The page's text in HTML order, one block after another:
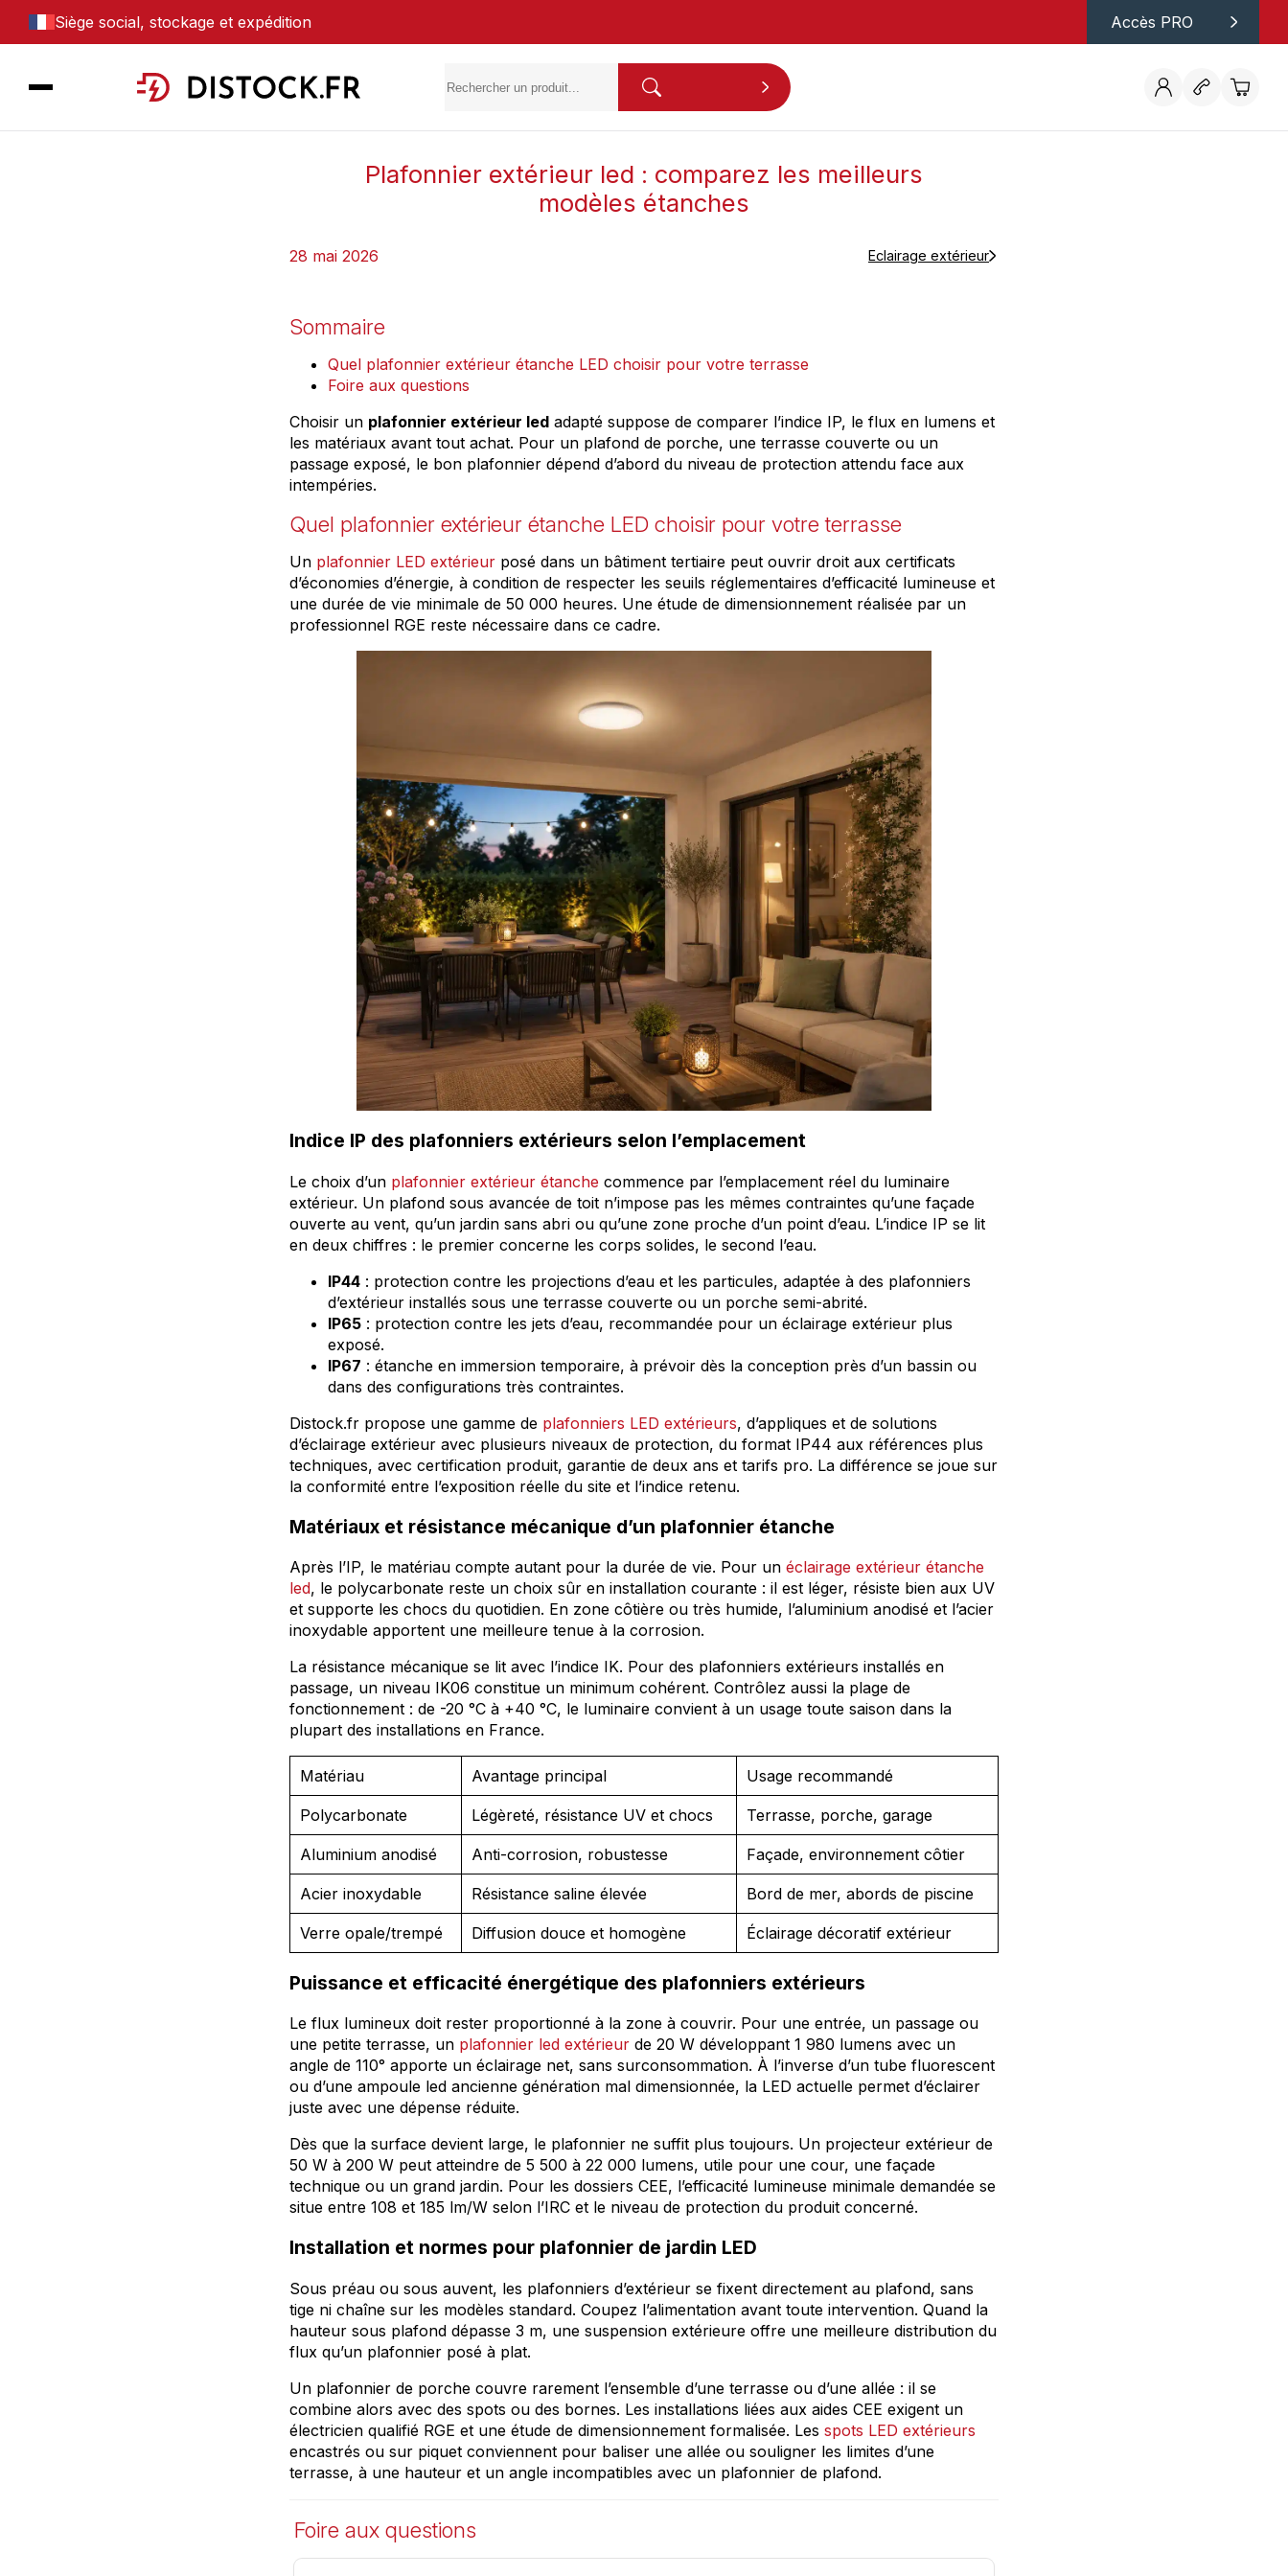
Siège social, stockage et expédition Accès PRO
Plafonnier extérieur led : comparez les meilleurs
modèles étanches
28 mai 2026 Eclairage extérieur
Sommaire
Quel plafonnier extérieur étanche LED choisir pour votre terrasse
Foire aux questions
Choisir un plafonnier extérieur led adapté suppose de comparer l’indice IP, le flux en lumens et
les matériaux avant tout achat. Pour un plafond de porche, une terrasse couverte ou un
passage exposé, le bon plafonnier dépend d’abord du niveau de protection attendu face aux
intempéries.
Quel plafonnier extérieur étanche LED choisir pour votre terrasse
Un plafonnier LED extérieur posé dans un bâtiment tertiaire peut ouvrir droit aux certificats
d’économies d’énergie, à condition de respecter les seuils réglementaires d’efficacité lumineuse et
une durée de vie minimale de 50 000 heures. Une étude de dimensionnement réalisée par un
professionnel RGE reste nécessaire dans ce cadre.
Indice IP des plafonniers extérieurs selon l’emplacement
Le choix d’un plafonnier extérieur étanche commence par l’emplacement réel du luminaire
extérieur. Un plafond sous avancée de toit n’impose pas les mêmes contraintes qu’une façade
ouverte au vent, qu’un jardin sans abri ou qu’une zone proche d’un point d’eau. L’indice IP se lit
en deux chiffres : le premier concerne les corps solides, le second l’eau.
IP44 : protection contre les projections d’eau et les particules, adaptée à des plafonniers
d’extérieur installés sous une terrasse couverte ou un porche semi-abrité.
IP65 : protection contre les jets d’eau, recommandée pour un éclairage extérieur plus
exposé.
IP67 : étanche en immersion temporaire, à prévoir dès la conception près d’un bassin ou
dans des configurations très contraintes.
Distock.fr propose une gamme de plafonniers LED extérieurs, d’appliques et de solutions
d’éclairage extérieur avec plusieurs niveaux de protection, du format IP44 aux références plus
techniques, avec certification produit, garantie de deux ans et tarifs pro. La différence se joue sur
la conformité entre l’exposition réelle du site et l’indice retenu.
Matériaux et résistance mécanique d’un plafonnier étanche
Après l’IP, le matériau compte autant pour la durée de vie. Pour un éclairage extérieur étanche
led, le polycarbonate reste un choix sûr en installation courante : il est léger, résiste bien aux UV
et supporte les chocs du quotidien. En zone côtière ou très humide, l’aluminium anodisé et l’acier
inoxydable apportent une meilleure tenue à la corrosion.
La résistance mécanique se lit avec l’indice IK. Pour des plafonniers extérieurs installés en
passage, un niveau IK06 constitue un minimum cohérent. Contrôlez aussi la plage de
fonctionnement : de -20 °C à +40 °C, le luminaire convient à un usage toute saison dans la
plupart des installations en France.
Matériau Avantage principal Usage recommandé
Polycarbonate Légèreté, résistance UV et chocs Terrasse, porche, garage
Aluminium anodisé Anti-corrosion, robustesse Façade, environnement côtier
Acier inoxydable Résistance saline élevée Bord de mer, abords de piscine
Verre opale/trempé Diffusion douce et homogène Éclairage décoratif extérieur
Puissance et efficacité énergétique des plafonniers extérieurs
Le flux lumineux doit rester proportionné à la zone à couvrir. Pour une entrée, un passage ou
une petite terrasse, un plafonnier led extérieur de 20 W développant 1 980 lumens avec un
angle de 110° apporte un éclairage net, sans surconsommation. À l’inverse d’un tube fluorescent
ou d’une ampoule led ancienne génération mal dimensionnée, la LED actuelle permet d’éclairer
juste avec une dépense réduite.
Dès que la surface devient large, le plafonnier ne suffit plus toujours. Un projecteur extérieur de
50 W à 200 W peut atteindre de 5 500 à 22 000 lumens, utile pour une cour, une façade
technique ou un grand jardin. Pour les dossiers CEE, l’efficacité lumineuse minimale demandée se
situe entre 108 et 185 lm/W selon l’IRC et le niveau de protection du produit concerné.
Installation et normes pour plafonnier de jardin LED
Sous préau ou sous auvent, les plafonniers d’extérieur se fixent directement au plafond, sans
tige ni chaîne sur les modèles standard. Coupez l’alimentation avant toute intervention. Quand la
hauteur sous plafond dépasse 3 m, une suspension extérieure offre une meilleure distribution du
flux qu’un plafonnier posé à plat.
Un plafonnier de porche couvre rarement l’ensemble d’une terrasse ou d’une allée : il se
combine alors avec des spots ou des bornes. Les installations liées aux aides CEE exigent un
électricien qualifié RGE et une étude de dimensionnement formalisée. Les spots LED extérieurs
encastrés ou sur piquet conviennent pour baliser une allée ou souligner les limites d’une
terrasse, à une hauteur et un angle incompatibles avec un plafonnier de plafond.
Foire aux questions